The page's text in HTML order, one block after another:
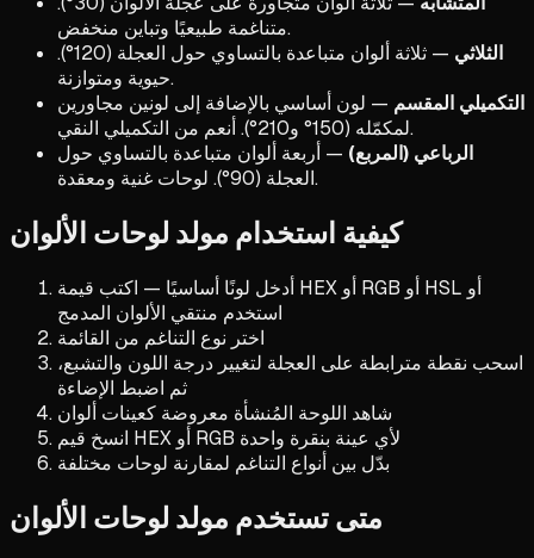
متناغمة طبيعيًا وتباين منخفض.
الثلاثي
— ثلاثة ألوان متباعدة بالتساوي حول العجلة (120°).
حيوية ومتوازنة.
التكميلي المقسم — لون أساسي بالإضافة إلى لونين مجاورين
لمكمّله (150° و210°). أنعم من التكميلي النقي.
الرباعي (المربع) — أربعة ألوان متباعدة بالتساوي حول
العجلة (90°). لوحات غنية ومعقدة.
كيفية استخدام مولد لوحات الألوان
أدخل لونًا أساسيًا — اكتب قيمة HEX أو RGB أو HSL أو
استخدم منتقي الألوان المدمج
اختر نوع التناغم من القائمة
اسحب نقطة مترابطة على العجلة لتغيير درجة اللون والتشبع،
ثم اضبط الإضاءة
شاهد اللوحة المُنشأة معروضة كعينات ألوان
انسخ قيم HEX أو RGB لأي عينة بنقرة واحدة
بدّل بين أنواع التناغم لمقارنة لوحات مختلفة
متى تستخدم مولد لوحات الألوان